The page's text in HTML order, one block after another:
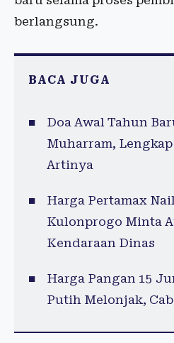
berlangsung.
BACA JUGA
Doa Awal Tahun
Muharram,
Artinya
Harga Pertamax
Kulonprogo Minta
Kendaraan Dinas
Harga Pangan 15
Putih Melonjak,